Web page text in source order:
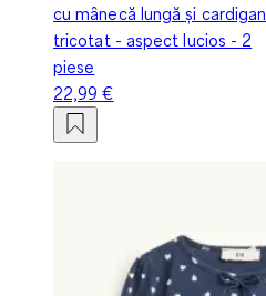
cu mânecă lungă și cardigan
tricotat - aspect lucios - 2
piese
22,99 €